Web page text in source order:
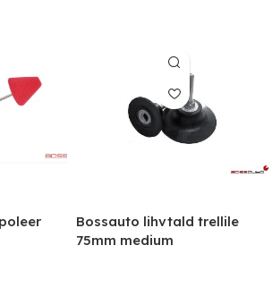
Bossauto lihvtald trellile
75mm medium